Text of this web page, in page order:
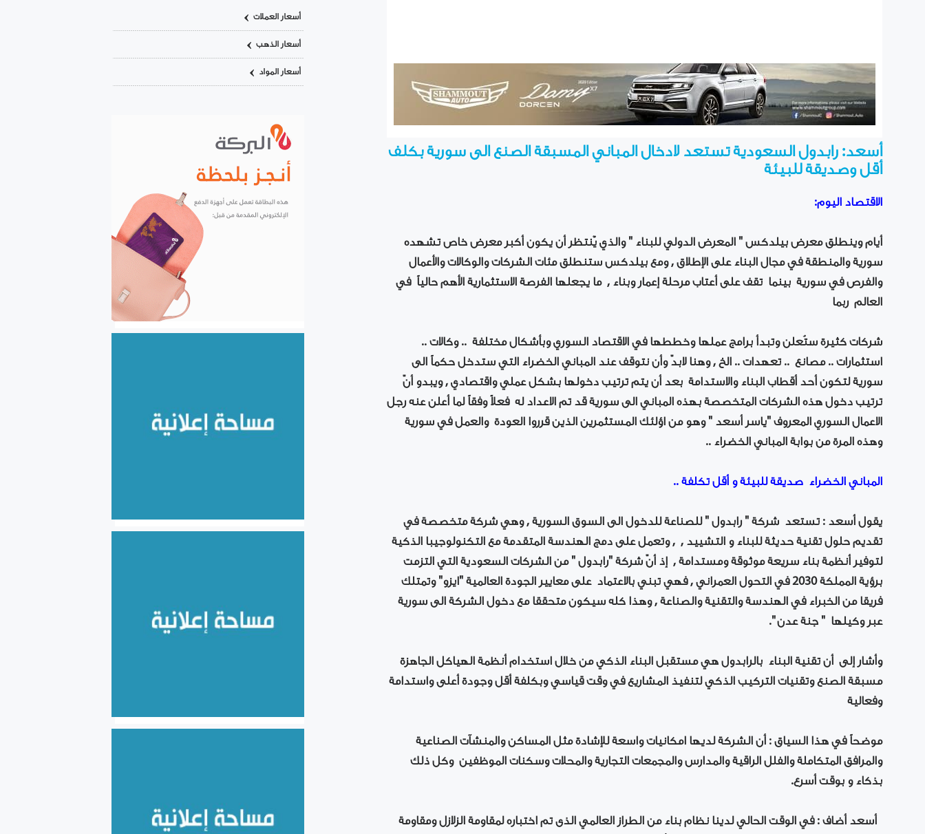
أسعد: رابدول السعودية تستعد لادخال المباني المسبقة الصنع الى سورية بكلف
أقل وصديقة للبيئة
الاقتصاد اليوم:
أيام وينطلق معرض بيلدكس " المعرض الدولي للبناء " والذي يٌنتظر أن يكون أكبر معرض خاص تشهده
سورية والمنطقة في مجال البناء على الإطلاق , ومع بيلدكس ستنطلق مئات الشركات والوكالات والأعمال
والفرص في سورية بينما تقف على أعتاب مرحلة إعمار وبناء , ما يجعلها الفرصة الاستثمارية الأهم حالياً في
العالم ربما
شركات كثيرة ستُعلن وتبدأ برامج عملها وخططها في الاقتصاد السوري وبأشكال مختلفة .. وكالات ..
استثمارات .. مصانع .. تعهدات .. الخ , وهنا لابدّ وأن نتوقف عند المباني الخضراء التي ستدخل حكماً الى
سورية لتكون أحد أقطاب البناء والاستدامة بعد أن يتم ترتيب دخولها بشكل عملي واقتصادي , ويبدو أنّ
ترتيب دخول هذه الشركات المتخصصة بهذه المباني الى سورية قد تم الاعداد له فعلاً وفقاً لما أعلن عنه رجل
الاعمال السوري المعروف "ياسر أسعد " وهو من اؤلئك المستثمرين الذين قرروا العودة والعمل في سورية
وهذه المرة من بوابة المباني الخضراء ..
المباني الخضراء صديقة للبيئة و أقل تكلفة ..
يقول أسعد : تستعد شركة " رابدول " للصناعة للدخول الى السوق السورية , وهي شركة متخصصة في
تقديم حلول تقنية حديثة للبناء و التشييد , , وتعمل على دمج الهندسة المتقدمة مع التكنولوجيبا الذكية
لتوفير أنظمة بناء سريعة موثوقة ومستدامة , إذ أنّ شركة "رابدول " من الشركات السعودية التي التزمت
برؤية المملكة 2030 في التحول العمراني , فهي تبني بالاعتماد على معايير الجودة العالمية "ايزو" وتمتلك
فريقا من الخبراء في الهندسة والتقنية والصناعة , وهذا كله سيكون متحققا مع دخول الشركة الى سورية
عبر وكيلها " جنة عدن ".
وأشار إلى أن تقنية البناء بالرابدول هي مستقبل البناء الذكي من خلال استخدام أنظمة الهياكل الجاهزة
مسبقة الصنع وتقنيات التركيب الذكي لتنفيذ المشاريع في وقت قياسي وبكلفة أقل وجودة أعلى واستدامة
وفعالية
موضحاً في هذا السياق : أن الشركة لديها امكانيات واسعة للإشادة مثل المساكن والمنشآت الصناعية
والمرافق المتكاملة والفلل الراقية والمدارس والمجمعات التجارية والمحلات وسكنات الموظفين وكل ذلك
بذكاء و بوقت أسرع.
أسعد أضاف : في الوقت الحالي لدينا نظام بناء من الطراز العالمي الذى تم اختباره لمقاومة الزلازل ومقاومة
اتفاقية توءمة بين غرفتي تجارة
ريف دمشق وإربد لتعزيز
التعاون الاقتصادي
السورية للحبوب: استلام أكثر
من مليونين ونصف المليون
طن من ‌‏محصول القمح ‏
الكهرباء والغاز والبنى التحتية
في صدارة التعاون السوري
الأردن يعفي عائلات رجال الأعمال
الموافقة المسبقة للدخول إلى
أسعار العملات
أسعار الذهب
أسعار المواد